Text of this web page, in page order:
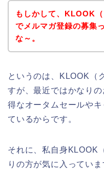
もしかして、KLOOK
でメルマガ登録の募集
な～。
というのは、KLOOK（
すが、最近ではかなり
得なオータムセールや
ているからです。
それに、私自身KLOOK
りの方が気に入ってい